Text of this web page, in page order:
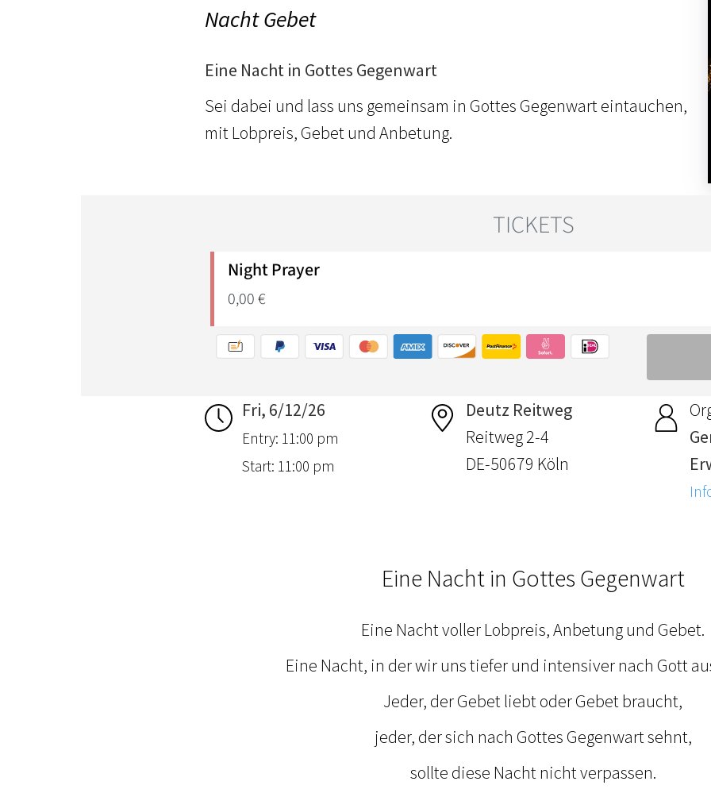
Nacht Gebet
Eine Nacht in Gottes Gegenwart
Sei dabei und lass uns gemeinsam in Gottes Gegenwart eintauchen,
mit Lobpreis, Gebet und Anbetung.
Fri, 6/12/26
Entry: 11:00 pm
Start: 11:00 pm
Deutz Reitweg
Reitweg 2-4
DE-50679 Köln
Eine Nacht in Gottes Gegenwart
Eine Nacht voller Lobpreis, Anbetung und Gebet.
Eine Nacht, in der wir uns tiefer und intensiver nach Gott
Jeder, der Gebet liebt oder Gebet braucht,
jeder, der sich nach Gottes Gegenwart sehnt,
sollte diese Nacht nicht verpassen.